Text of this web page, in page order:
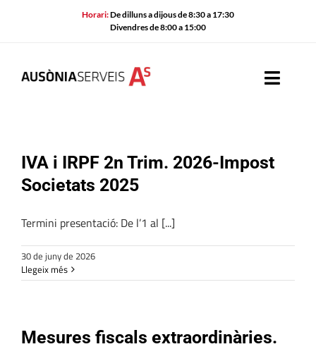
Horari:De dilluns a dijous de 8:30 a 17:30
Divendres de 8:00 a 15:00
Toggle
IVA i IRPF 2n Trim. 2026-Impost
Societats 2025
Termini presentació: De l’1 al [...]
30 de juny de 2026
Llegeix més
Mesures fiscals extraordinàries.